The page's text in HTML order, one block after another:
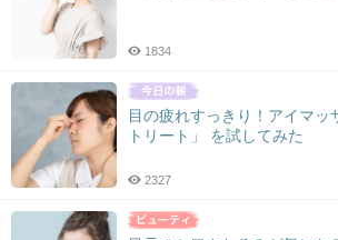
1834
目の疲れすっきり！アイマッ
トリート」 を試してみた
2327